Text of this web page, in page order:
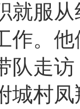
就服
作。
走访
城村